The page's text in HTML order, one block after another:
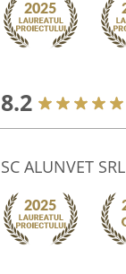
8.2
SC ALUNVET SRL